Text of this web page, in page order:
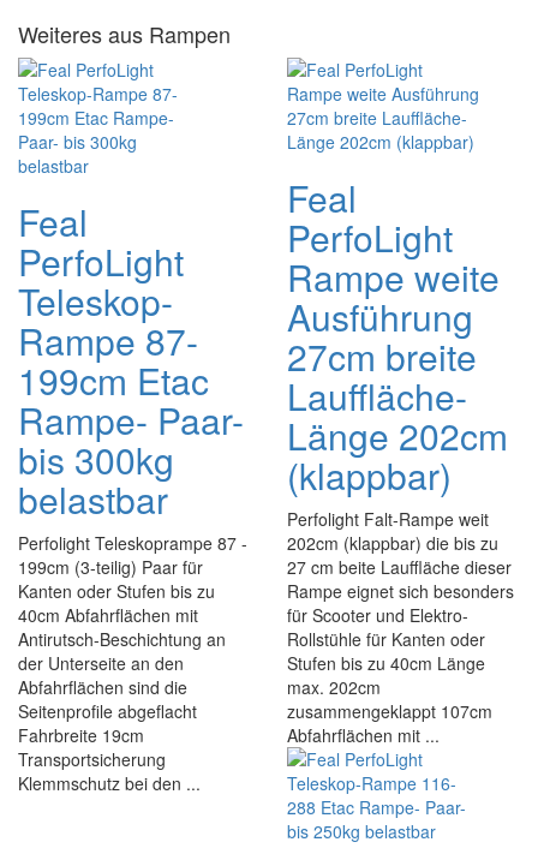
Weiteres aus Rampen
Feal
PerfoLight
Teleskop-
Rampe 87-
199cm Etac
Rampe- Paar-
bis 300kg
belastbar
Perfolight Teleskoprampe 87 -
199cm (3-teilig) Paar für
Kanten oder Stufen bis zu
40cm Abfahrflächen mit
Antirutsch-Beschichtung an
der Unterseite an den
Abfahrflächen sind die
Seitenprofile abgeflacht
Fahrbreite 19cm
Transportsicherung
Klemmschutz bei den ...
Feal
PerfoLight
Rampe weite
Ausführung
27cm breite
Lauffläche-
Länge 202cm
(klappbar)
Perfolight Falt-Rampe weit
202cm (klappbar) die bis zu
27 cm beite Lauffläche dieser
Rampe eignet sich besonders
für Scooter und Elektro-
Rollstühle für Kanten oder
Stufen bis zu 40cm Länge
max. 202cm
zusammengeklappt 107cm
Abfahrflächen mit ...